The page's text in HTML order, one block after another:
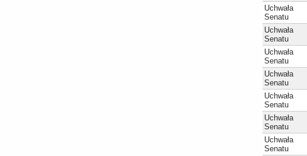
Uchwała
Senatu
Uchwała
Senatu
Uchwała
Senatu
Uchwała
Senatu
Uchwała
Senatu
Uchwała
Senatu
Uchwała
Senatu